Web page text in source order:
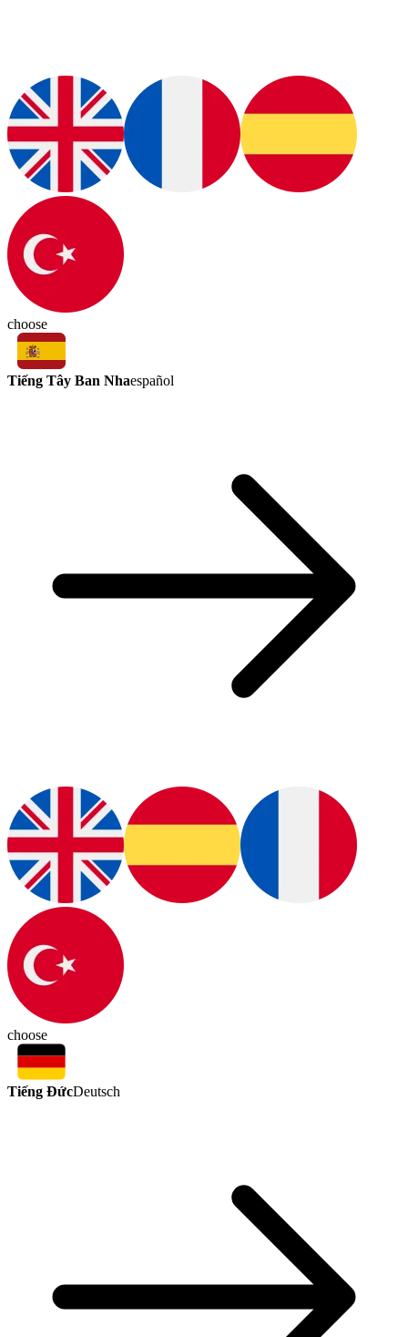
choose
Tiếng Tây Ban Nhaespañol
choose
Tiếng ĐứcDeutsch